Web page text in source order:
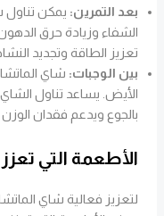
بعد التمرين: يمكن تناول
الشفاء وزيادة حرق
تعزيز الطاقة وتجديد
بين الوجبات: شاي
الأيض. يساعد تناول
بالجوع ويدعم فقدان
الأطعمة التي
لتعزيز فعالية شاي